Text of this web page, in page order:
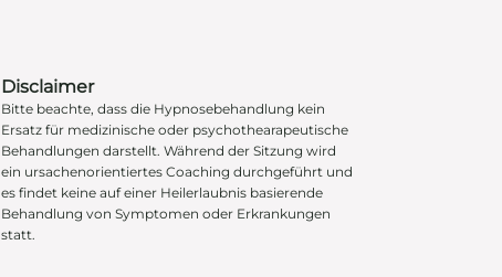
Disclaimer
Bitte beachte, dass die Hypnosebehandlung kein
Ersatz für medizinische oder psychothearapeutische
Behandlungen darstellt. Während der Sitzung wird
ein ursachenorientiertes Coaching durchgeführt und
es findet keine auf einer Heilerlaubnis basierende
Behandlung von Symptomen oder Erkrankungen
statt.